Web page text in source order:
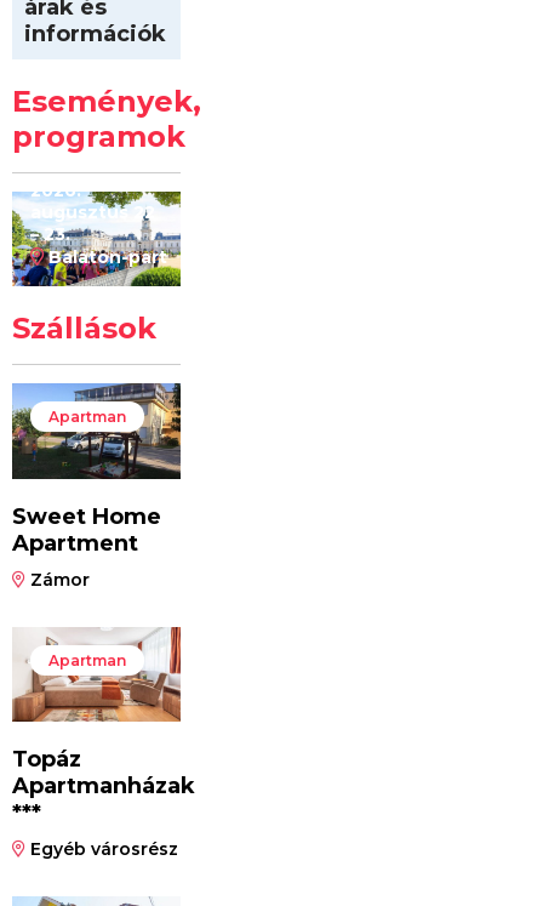
árak és
információk
Események,
programok
Kilóméterek
2026
2026.
augusztus 22
– 23.
Balaton-part
Szállások
Apartman
Sweet Home
Apartment
Zámor
Apartman
Topáz
Apartmanházak
***
Egyéb városrész